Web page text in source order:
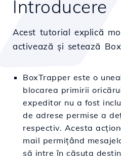
Introducere
Acest tutorial explică
activează și setează
BoxTrapper este o
blocarea primirii
expeditor nu a fost
de adrese permise a
respectiv. Acesta
mail permițând
să intre în căsuța